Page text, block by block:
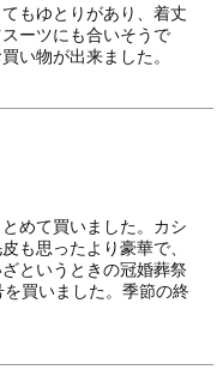
もゆとりがあり、着丈
ーツにも合いそうで
い物が出来ました。
めて買いました。カシ
も思ったより豪華で、
というときの冠婚葬祭
買いました。季節の終